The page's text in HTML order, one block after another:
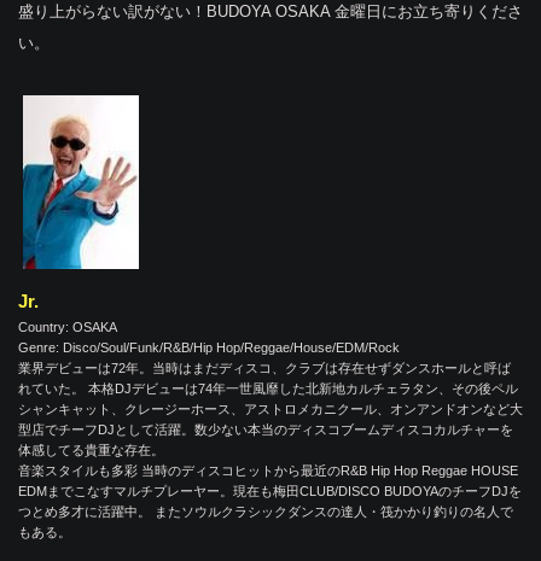
盛り上がらない訳がない！BUDOYA OSAKA 金曜日にお立ち寄りくださ
い。
Jr.
Country: OSAKA
Genre: Disco/Soul/Funk/R&B/Hip Hop/Reggae/House/EDM/Rock
業界デビューは72年。当時はまだディスコ、クラブは存在せずダンスホールと呼ば
れていた。 本格DJデビューは74年一世風靡した北新地カルチェラタン、その後ペル
シャンキャット、クレージーホース、アストロメカニクール、オンアンドオンなど大
型店でチーフDJとして活躍。数少ない本当のディスコブームディスコカルチャーを
体感してる貴重な存在。
音楽スタイルも多彩 当時のディスコヒットから最近のR&B Hip Hop Reggae HOUSE
EDMまでこなすマルチプレーヤー。現在も梅田CLUB/DISCO BUDOYAのチーフDJを
つとめ多才に活躍中。 またソウルクラシックダンスの達人・筏かかり釣りの名人で
もある。